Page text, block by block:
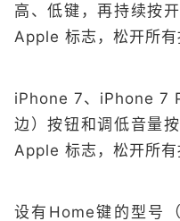
高、低键，再持续按
Apple 标志，松开所有
iPhone 7、iPhone 7
边）按钮和调低音量
Apple 标志，松开所有
设有Home键的型号